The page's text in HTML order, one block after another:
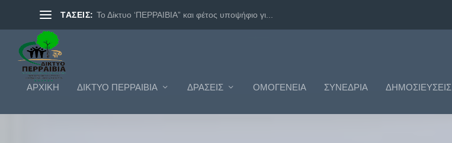
ΤΑΣΕΙΣ: Το Δίκτυο ‘ΠΕΡΡΑΙΒΙΑ” και φέτος υποψήφιο γι...
ΑΡΧΙΚΗ ΔΊΚΤΥΟ ΠΕΡΡΑΙΒΊΑ ΔΡΆΣΕΙΣ ΟΜΟΓΈΝΕΙΑ ΣΥΝΈΔΡΙΑ ΔΗΜΟΣΙΕΎΣΕΙΣ